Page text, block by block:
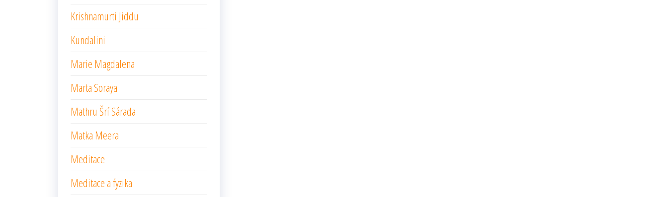
Krishnamurti Jiddu
Kundalini
Marie Magdalena
Marta Soraya
Mathru Šrí Sárada
Matka Meera
Meditace
Meditace a fyzika